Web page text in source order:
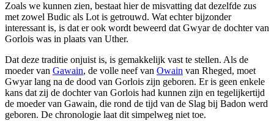
Zoals we kunnen zien, bestaat hier de misvatting dat dezelfde zus
met zowel Budic als Lot is getrouwd. Wat echter bijzonder
interessant is, is dat er ook wordt beweerd dat Gwyar de dochter van
Gorlois was in plaats van Uther.
Dat deze traditie onjuist is, is gemakkelijk vast te stellen. Als de
moeder van Gawain, de volle neef van Owain van Rheged, moet
Gwyar lang na de dood van Gorlois zijn geboren. Er is geen enkele
kans dat zij de dochter van Gorlois had kunnen zijn en tegelijkertijd
de moeder van Gawain, die rond de tijd van de Slag bij Badon werd
geboren. De chronologie laat dit simpelweg niet toe.